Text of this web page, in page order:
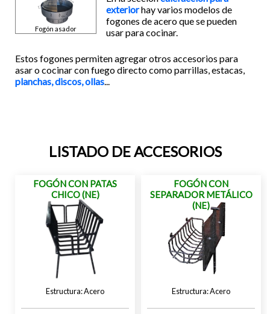
Fogón asador
exteriorhay varios modelos de
fogones de acero que se pueden
usar para cocinar.
Estos fogones permiten agregar otros accesorios para
asar o cocinar con fuego directo como parrillas, estacas,
planchas, discos, ollas
LISTADO DE ACCESORIOS
FOGÓN CON PATAS
CHICO (NE)
Acero
FOGÓN CON
SEPARADOR METÁLICO
(NE)
Acero